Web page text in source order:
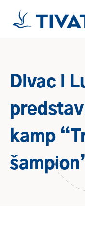
Divac i
kamp